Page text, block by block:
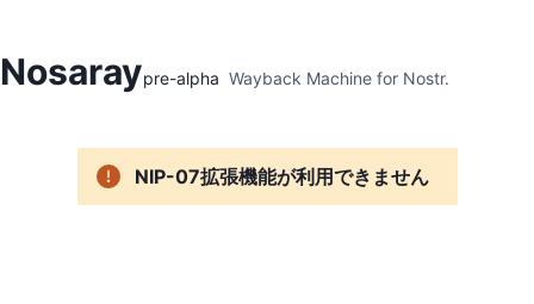
Nosaraypre-alpha Wayback Machine for Nostr.
NIP-07拡張機能が利用できません